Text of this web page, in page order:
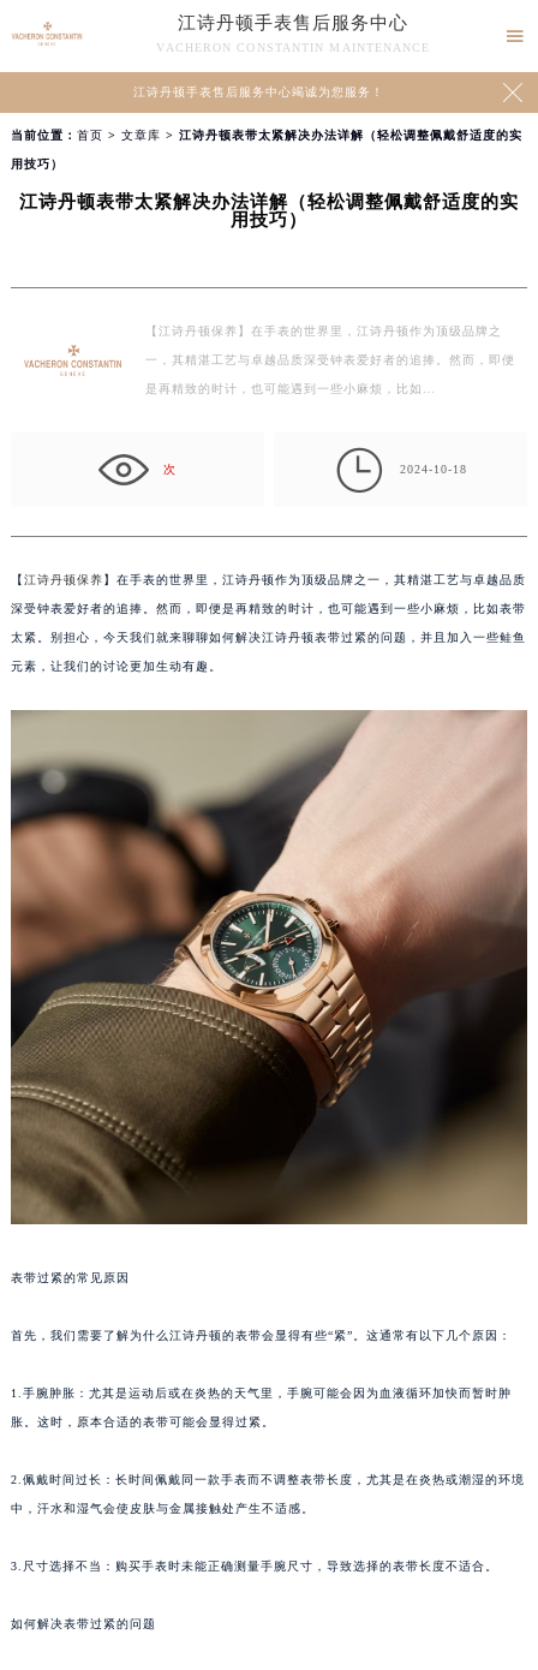
江诗丹顿手表售后服务中心
VACHERON CONSTANTIN MAINTENANCE

江诗丹顿手表售后服务中心竭诚为您服务！ 
当前位置： 首页 > 文章库 > 江诗丹顿表带太紧解决办法详解（轻松调整佩戴舒适度的实
用技巧）
江诗丹顿表带太紧解决办法详解（轻松调整佩戴舒适度的实
用技巧）
【江诗丹顿保养】在手表的世界里，江诗丹顿作为顶级品牌之
一，其精湛工艺与卓越品质深受钟表爱好者的追捧。然而，即便
是再精致的时计，也可能遇到一些小麻烦，比如…
次  2024-10-18
【江诗丹顿保养】在手表的世界里，江诗丹顿作为顶级品牌之一，其精湛工艺与卓越品质
深受钟表爱好者的追捧。然而，即便是再精致的时计，也可能遇到一些小麻烦，比如表带
太紧。别担心，今天我们就来聊聊如何解决江诗丹顿表带过紧的问题，并且加入一些鲑鱼
元素，让我们的讨论更加生动有趣。
表带过紧的常见原因
首先，我们需要了解为什么江诗丹顿的表带会显得有些“紧”。这通常有以下几个原因：
1.手腕肿胀：尤其是运动后或在炎热的天气里，手腕可能会因为血液循环加快而暂时肿
胀。这时，原本合适的表带可能会显得过紧。
2.佩戴时间过长：长时间佩戴同一款手表而不调整表带长度，尤其是在炎热或潮湿的环境
中，汗水和湿气会使皮肤与金属接触处产生不适感。
3.尺寸选择不当：购买手表时未能正确测量手腕尺寸，导致选择的表带长度不适合。
如何解决表带过紧的问题